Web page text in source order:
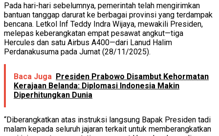
Pada hari-hari sebelumnya, pemerintah telah mengirimkan
bantuan tanggap darurat ke berbagai provinsi yang terdampak
bencana. Letkol Inf Teddy Indra Wijaya, mewakili Presiden,
melepas keberangkatan empat pesawat angkut—tiga
Hercules dan satu Airbus A400—dari Lanud Halim
Perdanakusuma pada Jumat (28/11/2025).
Baca Juga Presiden Prabowo Disambut Kehormatan
Kerajaan Belanda: Diplomasi Indonesia Makin
Diperhitungkan Dunia
“Diberangkatkan atas instruksi langsung Bapak Presiden tadi
malam kepada seluruh jajaran terkait untuk memberangkatkan